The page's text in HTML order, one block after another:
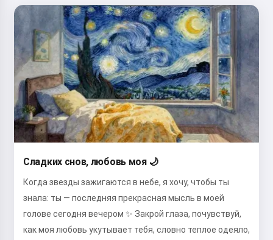
Сладких снов, любовь моя 🌙
Когда звезды зажигаются в небе, я хочу, чтобы ты
знала: ты — последняя прекрасная мысль в моей
голове сегодня вечером ✨ Закрой глаза, почувствуй,
как моя любовь укутывает тебя, словно теплое одеяло,